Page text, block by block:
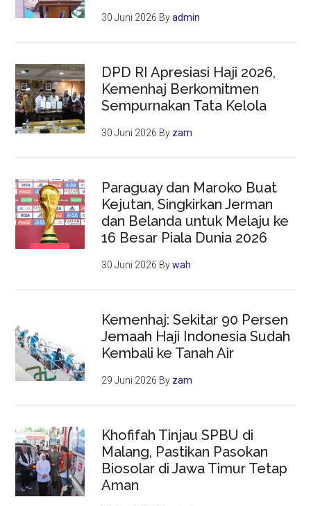
30 Juni 2026 Byadmin
DPD RI Apresiasi Haji 2026,
Kemenhaj Berkomitmen
Sempurnakan Tata Kelola
30 Juni 2026 By zam
Paraguay dan Maroko Buat
Kejutan, Singkirkan Jerman
dan Belanda untuk Melaju ke
16 Besar Piala Dunia 2026
30 Juni 2026 Bywah
Kemenhaj: Sekitar 90 Persen
Jemaah Haji Indonesia Sudah
Kembali ke Tanah Air
29 Juni 2026 By zam
Khofifah Tinjau SPBU di
Malang, Pastikan Pasokan
Biosolar di Jawa Timur Tetap
Aman